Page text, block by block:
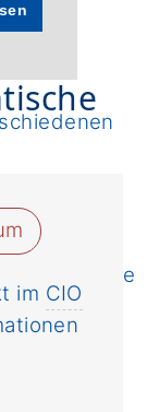
& Angebote
im CIO